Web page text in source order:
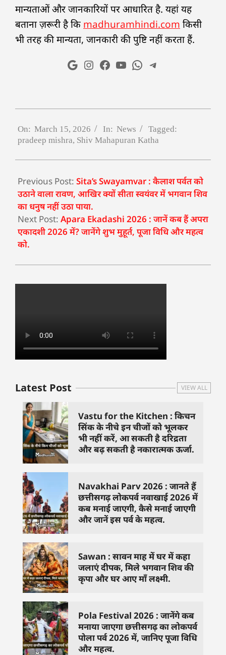
मान्यताओं और जानकारियों पर आधारित है. यहां यह
बताना ज़रूरी है कि madhuramhindi.com किसी
भी तरह की मान्यता, जानकारी की पुष्टि नहीं करता हैं.
On: March 15, 2026 In: News
Tagged:
pradeep mishra, Shiv Mahapuran Katha
Previous Post: Sita’s Swayamvar : कैलाश पर्वत को
उठाने वाला रावण, आखिर क्यों सीता स्वयंवर में भगवान शिव
का धनुष नहीं उठा पाया.
Next Post: Apara Ekadashi 2026 : जानें कब हैं अपरा
एकादशी 2026 में? जानेंगे शुभ मुहूर्त, पूजा विधि और महत्व
को.
Latest Post VIEW ALL
Vastu for the Kitchen : किचन
सिंक के नीचे इन चीजों को भूलकर
भी नहीं करें, आ सकती है दरिद्रता
और बढ़ सकती है नकारात्मक ऊर्जा.
Navakhai Parv 2026 : जानते हैं
छत्तीसगढ़ लोकपर्व नवाखाई 2026 में
कब मनाई जाएगी, कैसे मनाई जाएगी
और जानें इस पर्व के महत्व.
Sawan : सावन माह में घर में कहा
जलाएं दीपक, मिले भगवान शिव की
कृपा और घर आए माँ लक्ष्मी.
Pola Festival 2026 : जानेंगे कब
मनाया जाएगा छत्तीसगढ़ का लोकपर्व
पोला पर्व 2026 में, जानिए पूजा विधि
और महत्व.